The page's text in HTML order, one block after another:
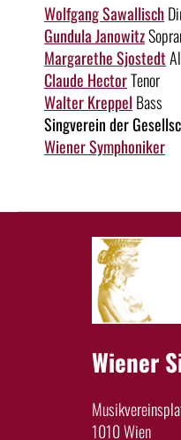
Wolfgang Sawallisch
Gundula Janowitz
Margarethe Sjostedt
Claude HectorTenor
Walter Kreppel Bass
Singverein der
Wiener Symphoniker
Wiener
1010 Wien